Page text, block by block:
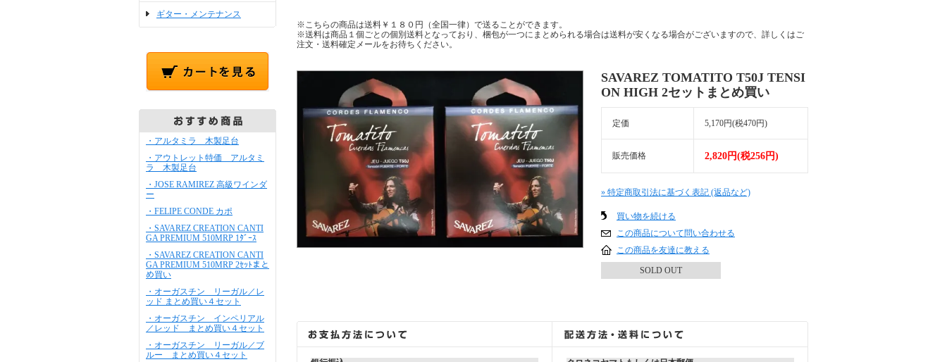
ギター・メンテナンス
・アルタミラ 木製足台
・アウトレット特価 アルタミ
ラ 木製足台
・JOSE RAMIREZ 高級ワインダ
ー
・FELIPE CONDE カポ
・SAVAREZ CREATION CANTI
GA PREMIUM 510MRP 1ﾀﾞｰｽ
・SAVAREZ CREATION CANTI
GA PREMIUM 510MRP 2ｾｯﾄまと
め買い
・オーガスチン リーガル／レ
ッド まとめ買い４セット
・オーガスチン インペリアル
／レッド まとめ買い４セット
・オーガスチン リーガル／ブ
ルー まとめ買い４セット
※こちらの商品は送料￥１８０円（全国一律）で送ることができます。
※送料は商品１個ごとの個別送料となっており、梱包が一つにまとめられる場合は送料が安くなる場合がございますので、詳しくはご
注文・送料確定メールをお待ちください。
SAVAREZ TOMATITO T50J TENSI
ON HIGH 2セットまとめ買い
定価 5,170円(税470円)
販売価格 2,820円(税256円)
» 特定商取引法に基づく表記 (返品など)
買い物を続ける
この商品について問い合わせる
この商品を友達に教える
SOLD OUT